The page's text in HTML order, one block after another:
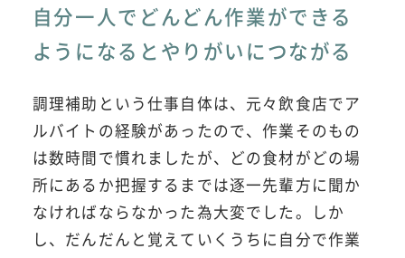
自分一人でどんどん作業ができる
ようになるとやりがいにつながる
調理補助という仕事自体は、元々飲食店でア
ルバイトの経験があったので、作業そのもの
は数時間で慣れましたが、どの食材がどの場
所にあるか把握するまでは逐一先輩方に聞か
なければならなかった為大変でした。しか
し、だんだんと覚えていくうちに自分で作業